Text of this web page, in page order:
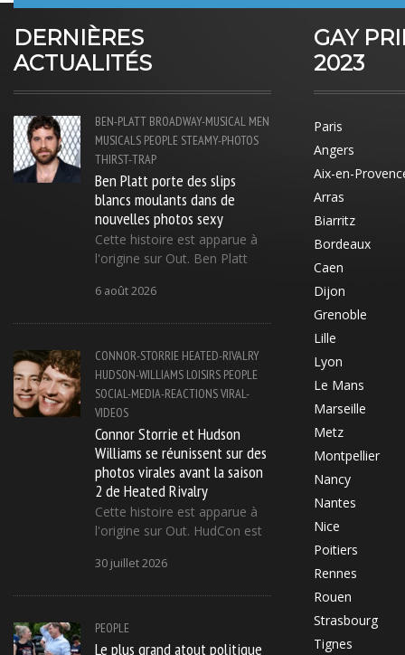
DERNIÈRES
ACTUALITÉS
BEN-PLATT BROADWAY-MUSICAL MEN
MUSICALS PEOPLE STEAMY-PHOTOS
THIRST-TRAP
Ben Platt porte des slips
blancs moulants dans de
nouvelles photos sexy
Cette histoire est apparue à
l'origine sur Out. Ben Platt
6 août 2026
CONNOR-STORRIE HEATED-RIVALRY
HUDSON-WILLIAMS LOISIRS PEOPLE
SOCIAL-MEDIA-REACTIONSVIRAL-
VIDEOS
Connor Storrie et Hudson
Williams se réunissent sur des
photos virales avant la saison
2 de Heated Rivalry
Cette histoire est apparue à
l'origine sur Out. HudCon est
30 juillet 2026
PEOPLE
Le plus grand atout politique
GAY
2023
Paris
Angers
Aix-en-
Arras
Biarritz
Bordeaux
Caen
Dijon
Grenoble
Lille
Lyon
Le Mans
Marseille
Metz
Montpellier
Nancy
Nantes
Nice
Poitiers
Rennes
Rouen
Strasbourg
Tignes